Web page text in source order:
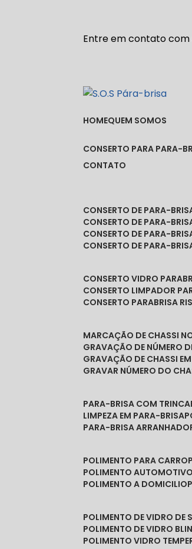
Entre em contato com
HOME
QUEM SOMOS
CONSERTO PARA PARA-
CONTATO
CONSERTO DE PARA-
CONSERTO DE PARA-
CONSERTO DE PARA-
CONSERTO DE PARA-
CONSERTO VIDRO
CONSERTO LIMPADOR
CONSERTO PARABRISA
MARCAÇÃO DE CHASSI
GRAVAÇÃO DE NÚMERO
GRAVAÇÃO DE CHASSI
GRAVAR NÚMERO DO
PARA-BRISA COM TRINCA
LIMPEZA EM PARA-BRISA
PARA-BRISA ARRANHADO
POLIMENTO PARA CARRO
POLIMENTO
POLIMENTO A DOMICILIO
POLIMENTO DE VIDRO DE
POLIMENTO DE VIDRO
POLIMENTO VIDRO